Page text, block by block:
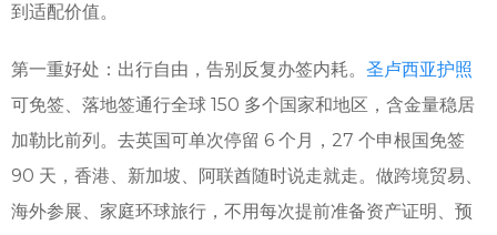
到适配价值。
第一重好处：出行自由，告别反复办签内耗。 圣卢西亚护照
可免签、落地签通行全球 150 多个国家和地区，含金量稳居
加勒比前列。去英国可单次停留 6 个月，27 个申根国免签
90 天，香港、新加坡、阿联酋随时说走就走。做跨境贸易、
海外参展、家庭环球旅行，不用每次提前准备资产证明、预